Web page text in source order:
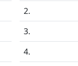
2.
3.
4.